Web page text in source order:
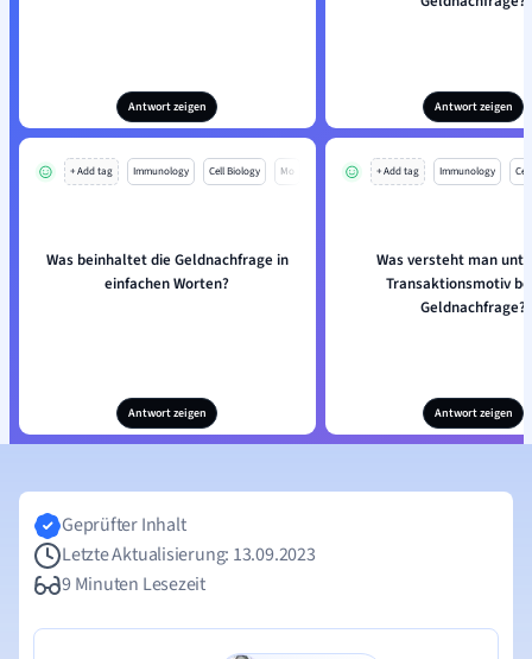
Antwort zeigen Antwort zeigen
+ Add tag Immunology Cell Biology Mo
Was beinhaltet die Geldnachfrage in
einfachen Worten?
Antwort zeigen
+ Add tag Immunology
Was versteht man
Transaktionsmotiv
Geldnachfrage?
Antwort zeigen
Geprüfter Inhalt
Letzte Aktualisierung: 13.09.2023
9 Minuten Lesezeit